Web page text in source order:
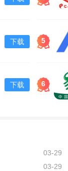
下载
下载
5
6
03-29
03-29